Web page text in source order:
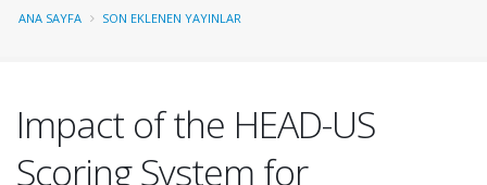
ANA SAYFA SON EKLENEN YAYINLAR
Impact of the HEAD-US
Scoring System for